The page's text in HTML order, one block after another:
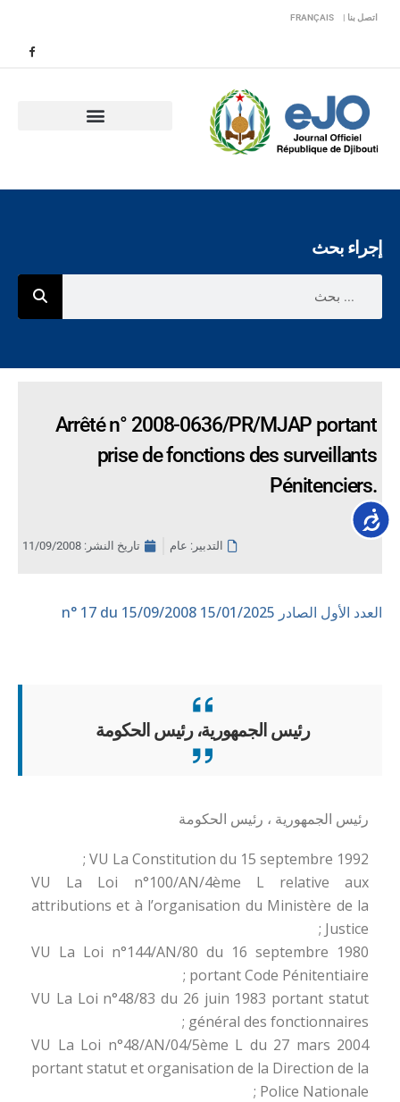
اتصل بنا | FRANÇAIS
إجراء بحث
Arrêté n° 2008-0636/PR/MJAP portant
prise de fonctions des surveillants
Pénitenciers.
التدبير: عام تاريخ النشر: 11/09/2008
العدد الأول الصادر 15/01/2025
رئيس الجمهورية، رئيس الحكومة
رئيس الجمهورية ، رئيس الحكومة
VU La Constitution du 15 septembre 1992 ;
VU La Loi n°100/AN/4ème L relative aux
attributions et à l’organisation du Ministère de la
Justice ;
VU La Loi n°144/AN/80 du 16 septembre 1980
portant Code Pénitentiaire ;
VU La Loi n°48/83 du 26 juin 1983 portant statut
général des fonctionnaires ;
VU La Loi n°48/AN/04/5ème L du 27 mars 2004
portant statut et organisation de la Direction de la
Police Nationale ;